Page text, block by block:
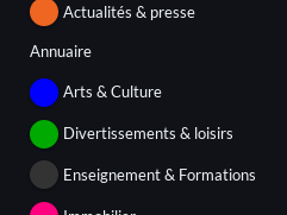
Actualités & presse
Annuaire
Arts & Culture
Divertissements & loisirs
Enseignement & Formations